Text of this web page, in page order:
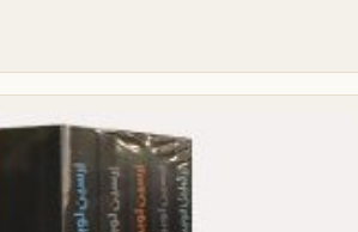
هناك العديد من الأشكال المختلفة لهذا